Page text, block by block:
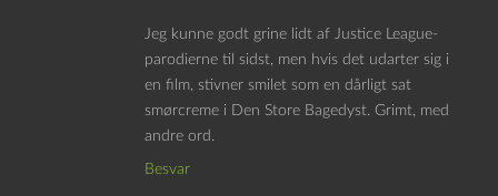
Jeg kunne godt grine lidt af Justice League-
parodierne til sidst, men hvis det udarter sig i
en film, stivner smilet som en dårligt sat
smørcreme i Den Store Bagedyst. Grimt, med
andre ord.
Besvar